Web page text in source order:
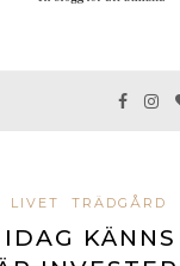
LIVET TRÄDGÅRD